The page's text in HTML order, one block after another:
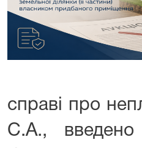
справі про
С.А., введено